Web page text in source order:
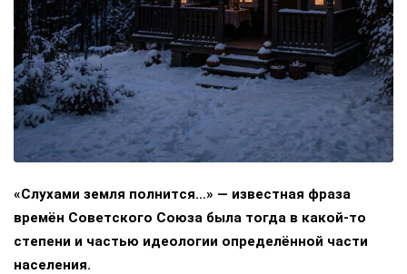
«Слухами земля полнится…» — известная фраза
времён Советского Союза была тогда в какой-то
степени и частью идеологии определённой части
населения.